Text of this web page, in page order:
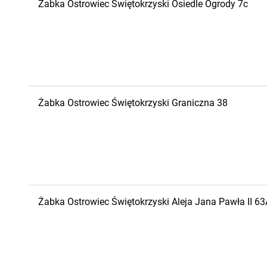
Żabka Ostrowiec Świętokrzyski Osiedle Ogrody 7c
Żabka Ostrowiec Świętokrzyski Graniczna 38
Żabka Ostrowiec Świętokrzyski Aleja Jana Pawła II